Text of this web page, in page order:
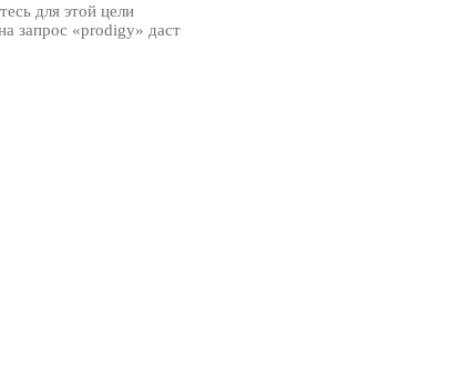
для этой цели
запрос «prodigy» даст